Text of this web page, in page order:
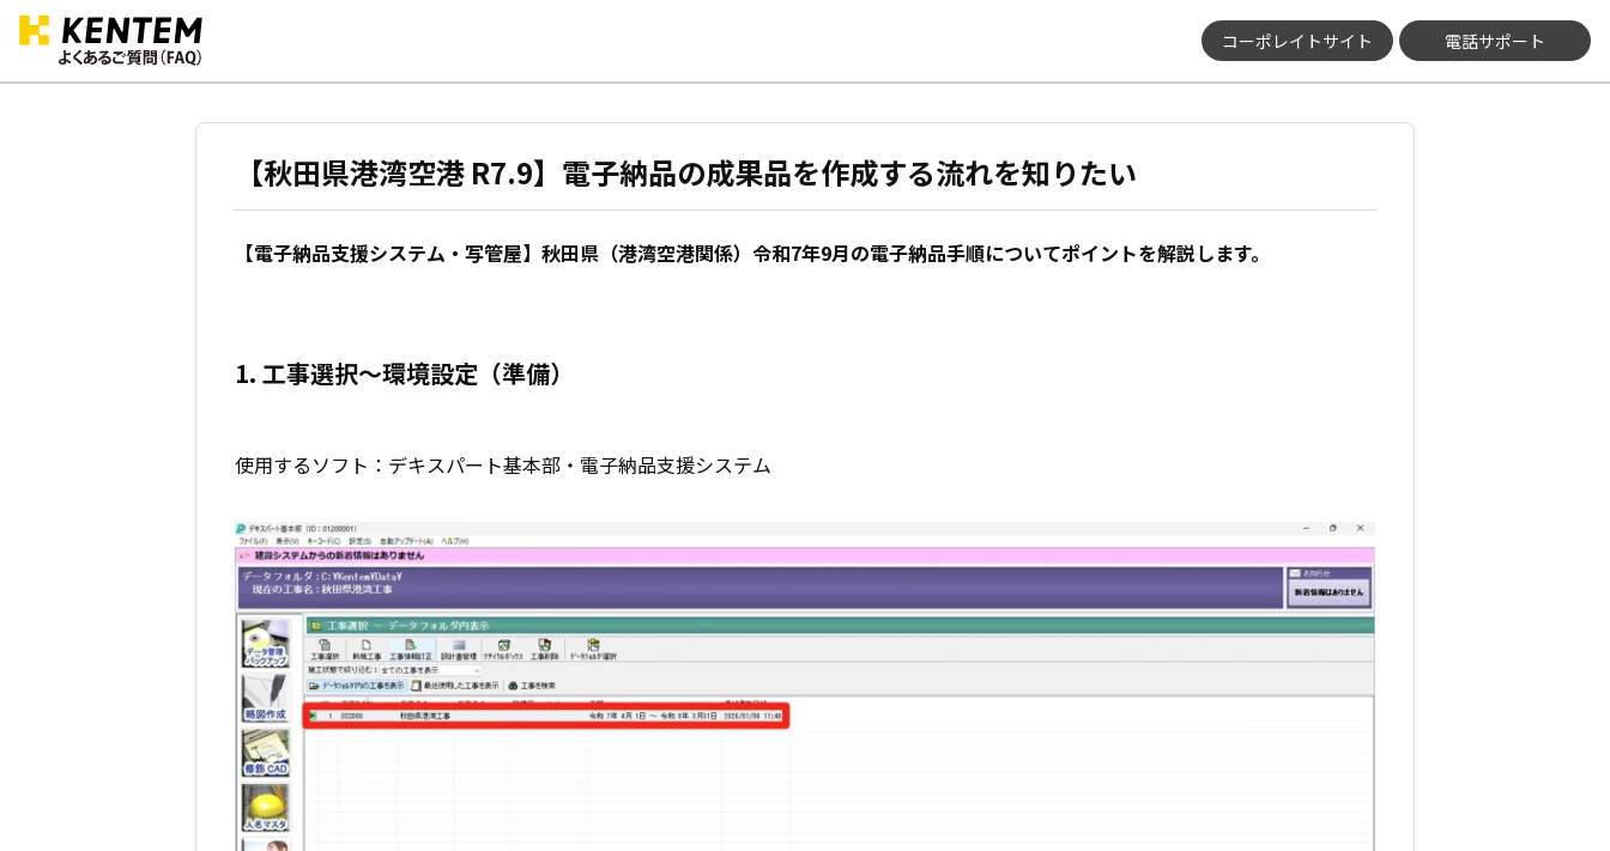
コーポレイトサイト 電話サポート
【秋田県港湾空港 R7.9】電子納品の成果品を作成する流れを知りたい
【電子納品支援システム・写管屋】秋田県（港湾空港関係）令和7年9月の電子納品手順についてポイントを解説します。
1. 工事選択～環境設定（準備）
使用するソフト：デキスパート基本部・電子納品支援システム